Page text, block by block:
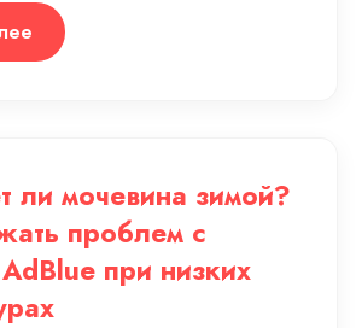
ли мочевина зимой?
проблем с
при низких